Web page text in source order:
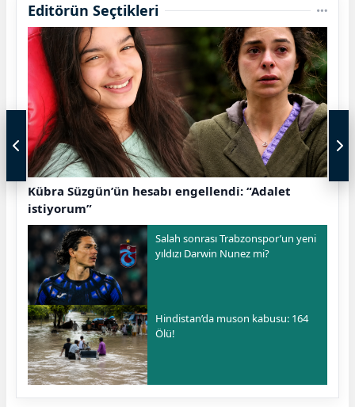
Editörün Seçtikleri
Kübra Süzgün’ün hesabı engellendi: “Adalet
istiyorum”
Salah sonrası Trabzonspor’un yeni
yıldızı Darwin Nunez mi?
Hindistan’da muson kabusu: 164
Ölü!